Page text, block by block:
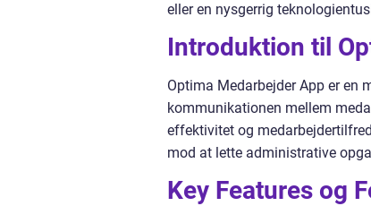
eller en nysgerrig
Introduktion til
Optima Medarbejder App er en
kommunikationen mellem
effektivitet og
mod at lette administrative
Key Features og